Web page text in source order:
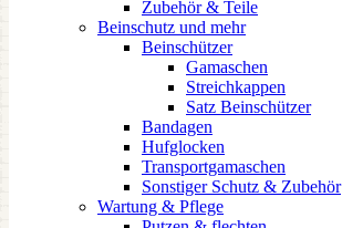
Zubehör & Teile
Beinschutz und mehr
Beinschützer
Gamaschen
Streichkappen
Satz Beinschützer
Bandagen
Hufglocken
Transportgamaschen
Sonstiger Schutz & Zubehör
Wartung & Pflege